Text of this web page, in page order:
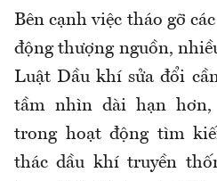
Bên cạnh việc tháo gỡ
động thượng nguồn,
Luật Dầu khí sửa đổi
tầm nhìn dài hạn
trong hoạt động tìm
thác dầu khí truyền